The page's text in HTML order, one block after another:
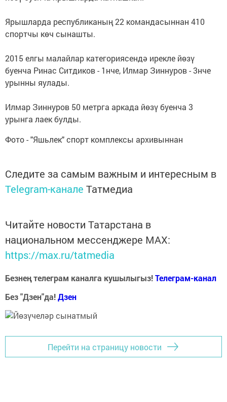
Ярышларда республиканың 22 командасыннан 410
спортчы көч сынашты.
2015 елгы малайлар категориясендә ирекле йөзү
буенча Ринас Ситдиков - 1нче, Илмар Зиннуров - 3нче
урынны яулады.
Илмар Зиннуров 50 метрга аркада йөзү буенча 3
урынга лаек булды.
Фото - "Яшьлек" спорт комплексы архивыннан
Следите за самым важным и интересным в
Telegram-канале Татмедиа
Читайте новости Татарстана в
национальном мессенджере MАХ:
https://max.ru/tatmedia
Безнең телеграм каналга кушылыгыз!Телеграм-канал
Без "Дзен"да!Дзен
Перейти на страницу новости